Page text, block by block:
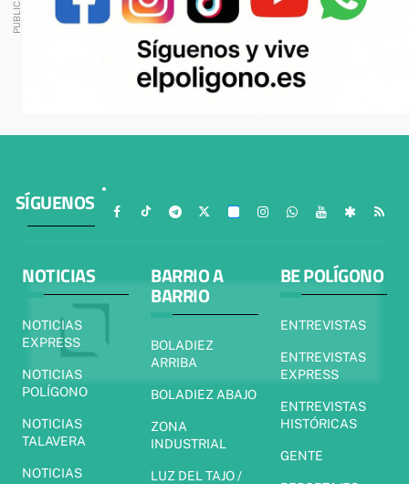
SÍGUENOS
NOTICIAS
NOTICIAS
EXPRESS
NOTICIAS
POLÍGONO
NOTICIAS
TALAVERA
NOTICIAS
BARRIO A
BARRIO
BOLADIEZ
ARRIBA
BOLADIEZ ABAJO
ZONA
INDUSTRIAL
LUZ DEL TAJO /
BE POLÍGONO
ENTREVISTAS
ENTREVISTAS
EXPRESS
ENTREVISTAS
HISTÓRICAS
GENTE